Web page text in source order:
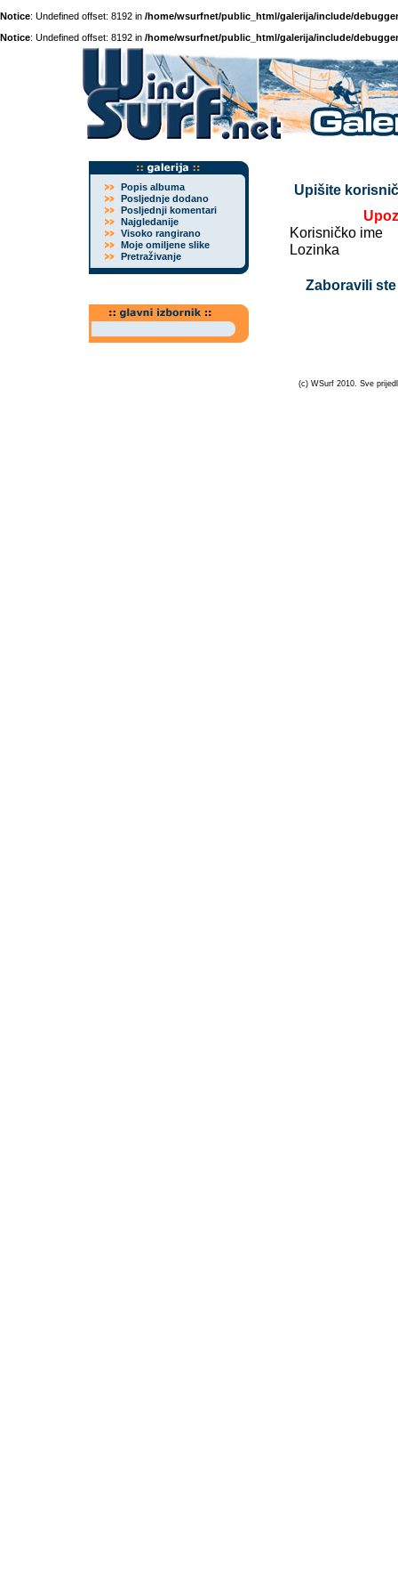
Notice: Undefined offset: 8192 in /home/wsurfnet/public_html/galerija/include/
Notice: Undefined offset: 8192 in /home/wsurfnet/public_html/galerija/include/
Popis albuma
Posljednje dodano
Posljednji komentari
Najgledanije
Visoko rangirano
Moje omiljene slike
Pretraživanje
Upišite
Korisničko ime
Lozinka
Zaboravili
(c) WSurf 2010. Sve